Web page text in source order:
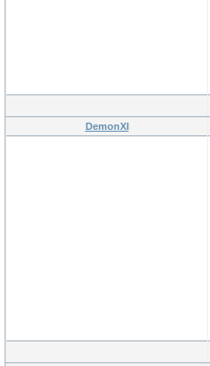
DemonXI